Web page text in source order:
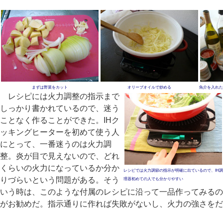
まずは野菜をカット オリーブオイルで炒める 魚介を入れ
レシピでは火力調節の指示が明確に出ているので、IH調
理器初めての人でも分かりやすい
レシピには火力調整の指示まで
しっかり書かれているので、迷う
ことなく作ることができた。IHク
ッキングヒーターを初めて使う人
にとって、一番迷うのは火力調
整。炎が目で見えないので、どれ
くらいの火力になっているか分か
りづらいという問題がある。そう
いう時は、このような付属のレシピに沿って一品作ってみるの
がお勧めだ。指示通りに作れば失敗がないし、火力の強さをだ